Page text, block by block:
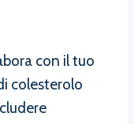
con il tuo
colesterolo